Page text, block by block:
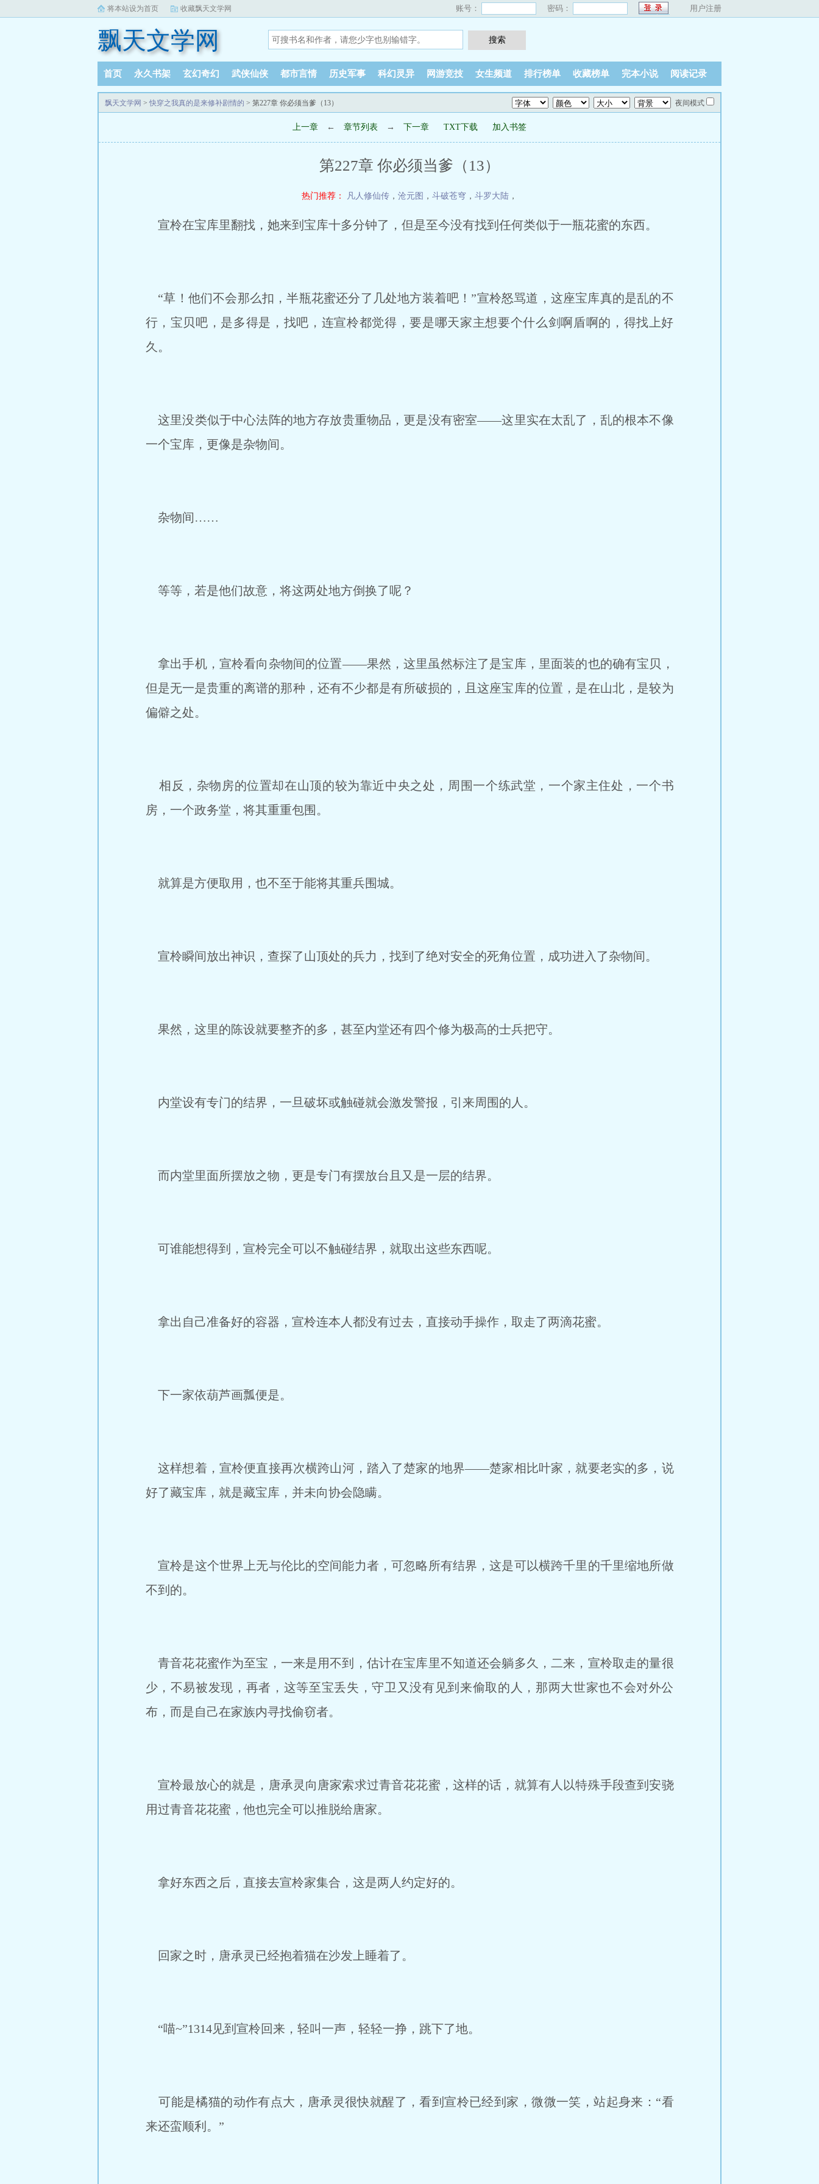
将本站设为首页 收藏飘天文学网 账号： 密码： 用户注册
飘天文学网
首页 永久书架 玄幻奇幻 武侠仙侠 都市言情 历史军事 科幻灵异 网游竞技 女生频道 排行榜单 收藏榜单 完本小说 阅读记录
飘天文学网 > 快穿之我真的是来修补剧情的 > 第227章 你必须当爹（13） 夜间模式
上一章 ← 章节列表 → 下一章 TXT下载 加入书签
第227章 你必须当爹（13）
热门推荐： 凡人修仙传 ， 沧元图 ， 斗破苍穹 ， 斗罗大陆 ，
宣柃在宝库里翻找，她来到宝库十多分钟了，但是至今没有找到任何类似于一瓶花蜜的东西。
“草！他们不会那么扣，半瓶花蜜还分了几处地方装着吧！”宣柃怒骂道，这座宝库真的是乱的不
行，宝贝吧，是多得是，找吧，连宣柃都觉得，要是哪天家主想要个什么剑啊盾啊的，得找上好
久。
这里没类似于中心法阵的地方存放贵重物品，更是没有密室——这里实在太乱了，乱的根本不像
一个宝库，更像是杂物间。
杂物间……
等等，若是他们故意，将这两处地方倒换了呢？
拿出手机，宣柃看向杂物间的位置——果然，这里虽然标注了是宝库，里面装的也的确有宝贝，
但是无一是贵重的离谱的那种，还有不少都是有所破损的，且这座宝库的位置，是在山北，是较为
偏僻之处。
相反，杂物房的位置却在山顶的较为靠近中央之处，周围一个练武堂，一个家主住处，一个书
房，一个政务堂，将其重重包围。
就算是方便取用，也不至于能将其重兵围城。
宣柃瞬间放出神识，查探了山顶处的兵力，找到了绝对安全的死角位置，成功进入了杂物间。
果然，这里的陈设就要整齐的多，甚至内堂还有四个修为极高的士兵把守。
内堂设有专门的结界，一旦破坏或触碰就会激发警报，引来周围的人。
而内堂里面所摆放之物，更是专门有摆放台且又是一层的结界。
可谁能想得到，宣柃完全可以不触碰结界，就取出这些东西呢。
拿出自己准备好的容器，宣柃连本人都没有过去，直接动手操作，取走了两滴花蜜。
下一家依葫芦画瓢便是。
这样想着，宣柃便直接再次横跨山河，踏入了楚家的地界——楚家相比叶家，就要老实的多，说
好了藏宝库，就是藏宝库，并未向协会隐瞒。
宣柃是这个世界上无与伦比的空间能力者，可忽略所有结界，这是可以横跨千里的千里缩地所做
不到的。
青音花花蜜作为至宝，一来是用不到，估计在宝库里不知道还会躺多久，二来，宣柃取走的量很
少，不易被发现，再者，这等至宝丢失，守卫又没有见到来偷取的人，那两大世家也不会对外公
布，而是自己在家族内寻找偷窃者。
宣柃最放心的就是，唐承灵向唐家索求过青音花花蜜，这样的话，就算有人以特殊手段查到安骁
用过青音花花蜜，他也完全可以推脱给唐家。
拿好东西之后，直接去宣柃家集合，这是两人约定好的。
回家之时，唐承灵已经抱着猫在沙发上睡着了。
“喵~”1314见到宣柃回来，轻叫一声，轻轻一挣，跳下了地。
可能是橘猫的动作有点大，唐承灵很快就醒了，看到宣柃已经到家，微微一笑，站起身来：“看
来还蛮顺利。”